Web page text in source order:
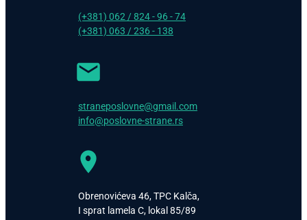
(+381) 062 / 824 - 96 - 74
(+381) 063 / 236 - 138
straneposlovne@gmail.com
info@poslovne-strane.rs
Obrenovićeva 46, TPC Kalča,
I sprat lamela C, lokal 85/89